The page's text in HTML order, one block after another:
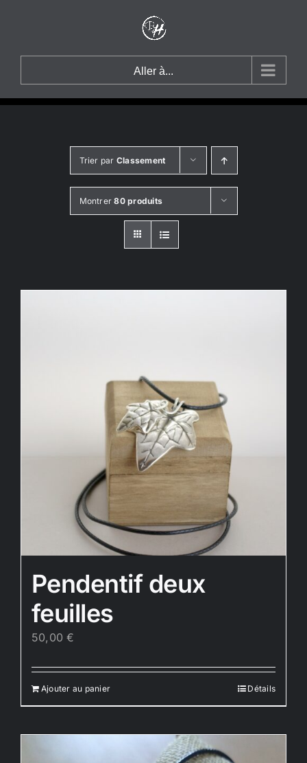
Aller à...
Trier par Classement
Montrer80 produits
Pendentif deux
feuilles
50,00€
Ajouter au panier Détails